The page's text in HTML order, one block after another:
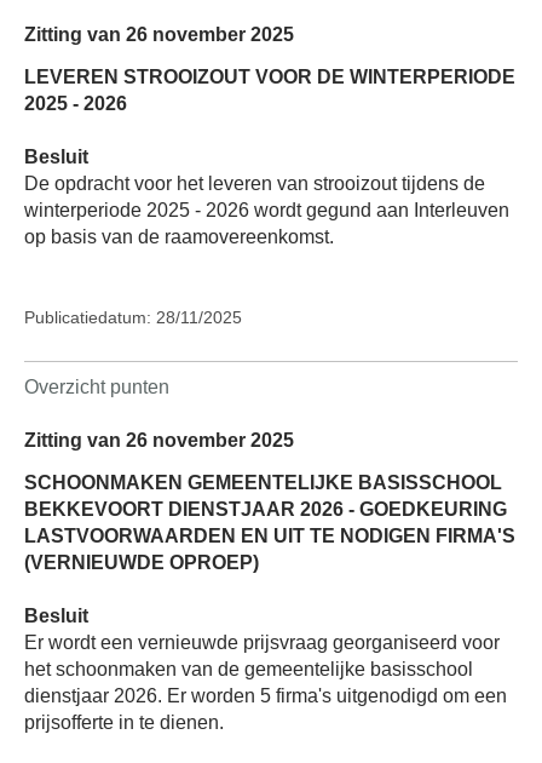
Zitting van 26 november 2025
LEVEREN STROOIZOUT VOOR DE WINTERPERIODE
2025 - 2026
Besluit
De opdracht voor het leveren van strooizout tijdens de
winterperiode 2025 - 2026 wordt gegund aan Interleuven
op basis van de raamovereenkomst.
Publicatiedatum: 28/11/2025
Overzicht punten
Zitting van 26 november 2025
SCHOONMAKEN GEMEENTELIJKE BASISSCHOOL
BEKKEVOORT DIENSTJAAR 2026 - GOEDKEURING
LASTVOORWAARDEN EN UIT TE NODIGEN FIRMA'S
(VERNIEUWDE OPROEP)
Besluit
Er wordt een vernieuwde prijsvraag georganiseerd voor
het schoonmaken van de gemeentelijke basisschool
dienstjaar 2026. Er worden 5 firma's uitgenodigd om een
prijsofferte in te dienen.